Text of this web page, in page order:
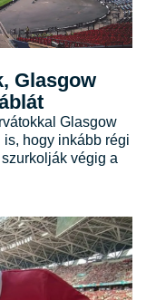
Glasgow
Glasgow
hogy inkább régi
végig a